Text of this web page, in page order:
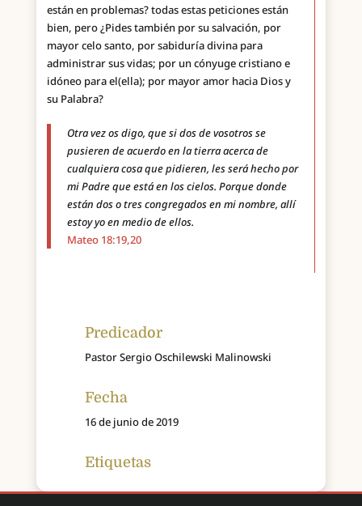
están en problemas? todas estas peticiones están
bien, pero ¿Pides también por su salvación, por
mayor celo santo, por sabiduría divina para
administrar sus vidas; por un cónyuge cristiano e
idóneo para el(ella); por mayor amor hacia Dios y
su Palabra?
Otra vez os digo, que si dos de vosotros se
pusieren de acuerdo en la tierra acerca de
cualquiera cosa que pidieren, les será hecho por
mi Padre que está en los cielos. Porque donde
están dos o tres congregados en mi nombre, allí
estoy yo en medio de ellos.
Mateo 18:19,20
Predicador
Pastor Sergio Oschilewski Malinowski
Fecha
16 de junio de 2019
Etiquetas